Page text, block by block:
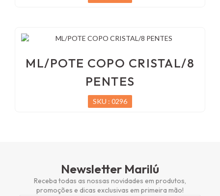
ML/POTE COPO CRISTAL/8
PENTES
SKU : 0296
Newsletter Marilú
Receba todas as nossas novidades em produtos,
promoções e dicas exclusivas em primeira mão!